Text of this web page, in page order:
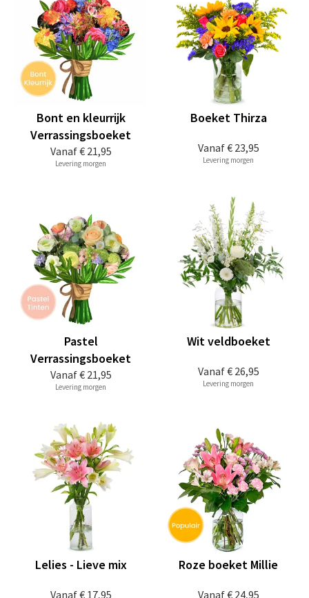
Vanaf€ 21,95
Bont en kleurrijk
Verrassingsboeket
Levering morgen
Vanaf€ 23,95
Boeket Thirza
Levering morgen
Vanaf€ 21,95
Pastel
Verrassingsboeket
Levering morgen
Vanaf€ 26,95
Wit veldboeket
Levering morgen
Vanaf€ 17,95
Lelies - Lieve mix
Vanaf€ 24,95
Roze boeket Millie